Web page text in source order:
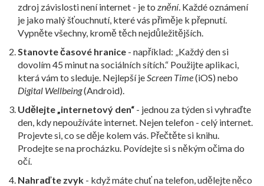
zdroj závislosti není internet - je to znění. Každé oznámení
je jako malý šťouchnutí, které vás přiměje k přepnutí.
Vypněte všechny, kromě těch nejdůležitějších.
Stanovte časové hranice - například: „Každý den si
dovolím 45 minut na sociálních sítích.“ Použijte aplikaci,
která vám to sleduje. Nejlepší je Screen Time(iOS) nebo
Digital Wellbeing(Android).
Udělejte „internetový den“ - jednou za týden si vyhraďte
den, kdy nepoužíváte internet. Nejen telefon - celý internet.
Projevte si, co se děje kolem vás. Přečtěte si knihu.
Prodejte se na procházku. Povídejte si s někým očima do
očí.
Nahraďte zvyk - když máte chuť na telefon, udělejte něco